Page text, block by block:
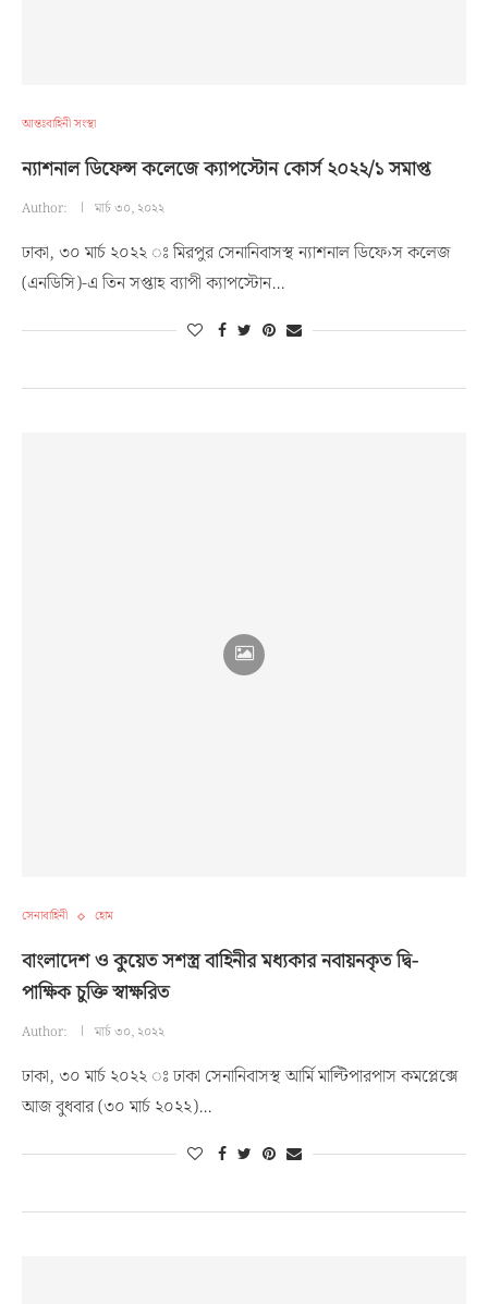
আন্তঃবাহিনী সংস্থা
ন্যাশনাল ডিফেন্স কলেজে ক্যাপস্টোন কোর্স ২০২২/১ সমাপ্ত
Author: মার্চ ৩০, ২০২২
ঢাকা, ৩০ মার্চ ২০২২ ঃ মিরপুর সেনানিবাসস্থ ন্যাশনাল ডিফে›স কলেজ
(এনডিসি)-এ তিন সপ্তাহ ব্যাপী ক্যাপস্টোন…
সেনাবাহিনী হোম
বাংলাদেশ ও কুয়েত সশস্ত্র বাহিনীর মধ্যকার নবায়নকৃত দ্বি-
পাক্ষিক চুক্তি স্বাক্ষরিত
Author: মার্চ ৩০, ২০২২
ঢাকা, ৩০ মার্চ ২০২২ ঃ ঢাকা সেনানিবাসস্থ আর্মি মাল্টিপারপাস কমপ্লেক্সে
আজ বুধবার (৩০ মার্চ ২০২২)…